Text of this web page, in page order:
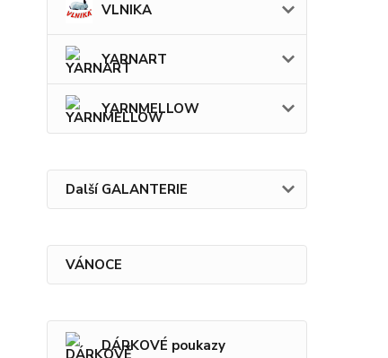
VLNIKA
YARNART
YARNMELLOW
Další GALANTERIE
VÁNOCE
DÁRKOVÉ poukazy